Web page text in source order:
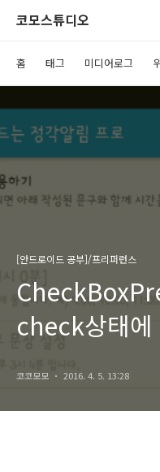
코모스튜디오
홈 태그 미디어로그
[안드로이드 공부]/프리퍼런스
check상태에
코코모모 2016. 4. 5. 13:28